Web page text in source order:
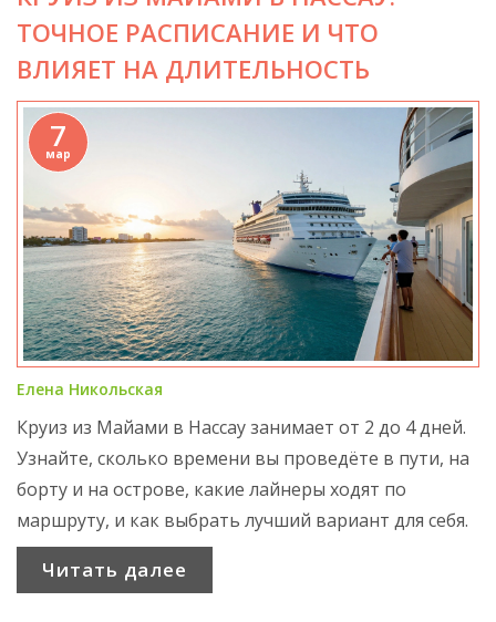
ТОЧНОЕ РАСПИСАНИЕ И ЧТО
ВЛИЯЕТ НА ДЛИТЕЛЬНОСТЬ
7
мар
Елена Никольская
Круиз из Майами в Нассау занимает от 2 до 4 дней.
Узнайте, сколько времени вы проведёте в пути, на
борту и на острове, какие лайнеры ходят по
маршруту, и как выбрать лучший вариант для себя.
Читать далее